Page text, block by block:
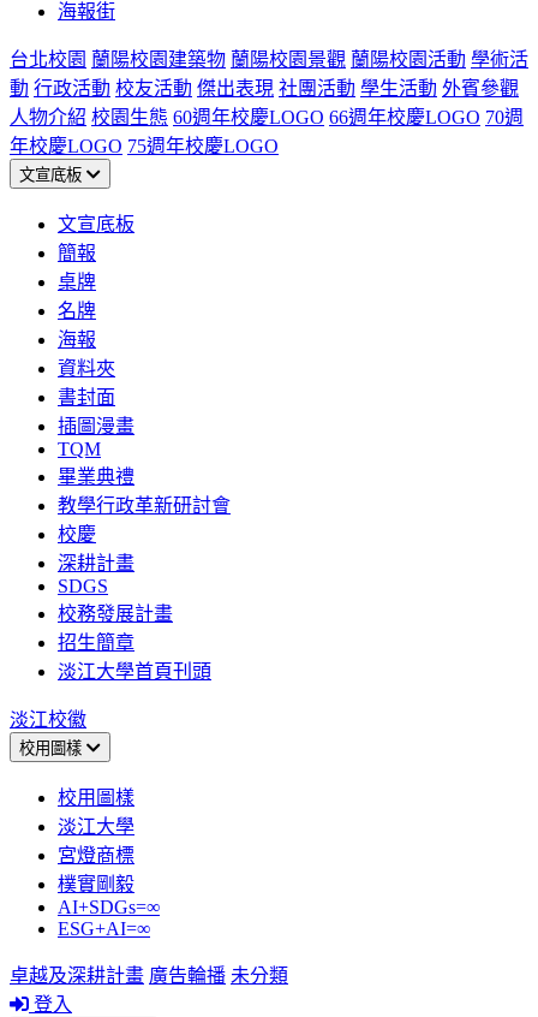
海報街
台北校園 蘭陽校園建築物 蘭陽校園景觀 蘭陽校園活動 學術活
動 行政活動 校友活動 傑出表現 社團活動 學生活動 外賓參觀
人物介紹 校園生態 60週年校慶LOGO 66週年校慶LOGO 70週
年校慶LOGO 75週年校慶LOGO
文宣底板
文宣底板
簡報
桌牌
名牌
海報
資料夾
書封面
插圖漫畫
TQM
畢業典禮
教學行政革新研討會
校慶
深耕計畫
SDGS
校務發展計畫
招生簡章
淡江大學首頁刊頭
淡江校徽
校用圖樣
校用圖樣
淡江大學
宮燈商標
樸實剛毅
AI+SDGs=∞
ESG+AI=∞
卓越及深耕計畫 廣告輪播 未分類
登入